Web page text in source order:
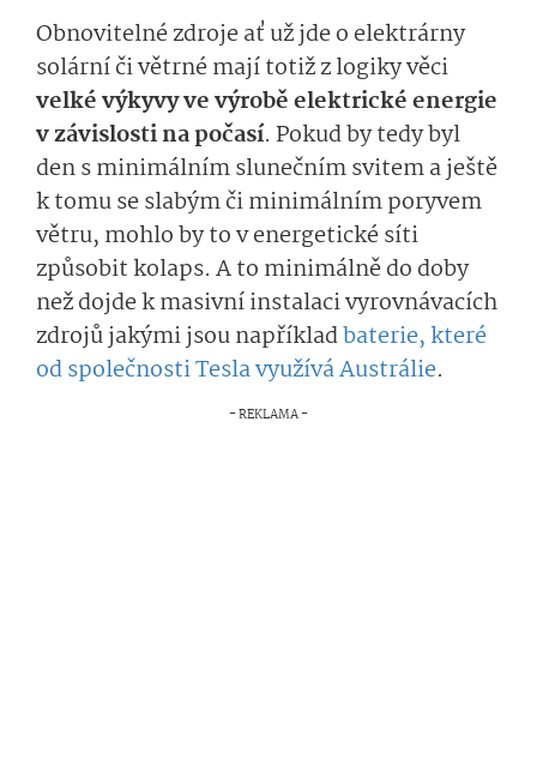
Obnovitelné zdroje ať už jde o elektrárny
solární či větrné mají totiž z logiky věci
velké výkyvy ve výrobě elektrické energie
v závislosti na počasí. Pokud by tedy byl
den s minimálním slunečním svitem a ještě
k tomu se slabým či minimálním poryvem
větru, mohlo by to v energetické síti
způsobit kolaps. A to minimálně do doby
než dojde k masivní instalaci vyrovnávacích
zdrojů jakými jsou napříkladbaterie, které
od společnosti Tesla využívá Austrálie.